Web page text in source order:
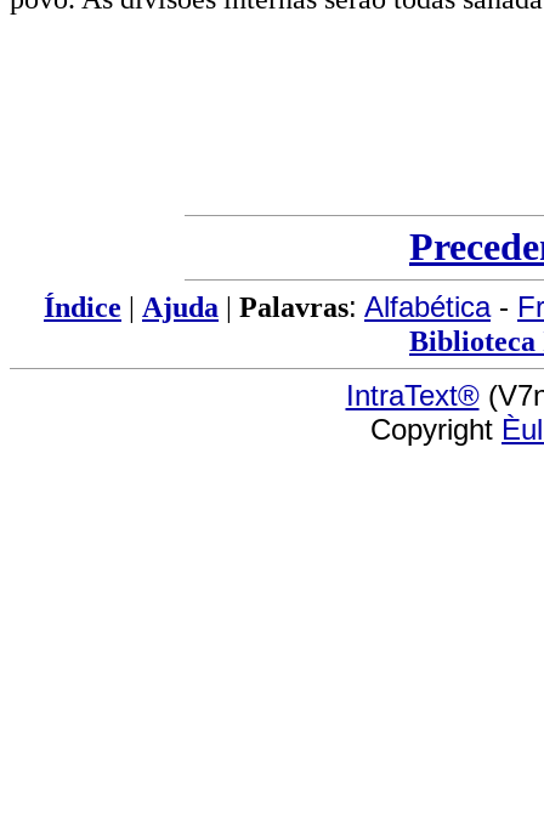
Índice | Ajuda | Palavras: Alfabética-
IntraText®
Copyright